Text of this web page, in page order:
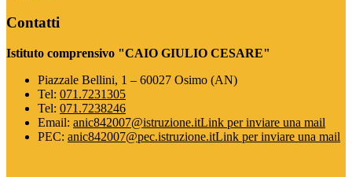
Contatti
Istituto comprensivo "CAIO GIULIO CESARE"
Piazzale Bellini, 1 – 60027 Osimo (AN)
Tel: 071.7231305
Tel: 071.7238246
Email: anic842007@istruzione.itLink per inviare una mail
PEC: anic842007@pec.istruzione.itLink per inviare una mail